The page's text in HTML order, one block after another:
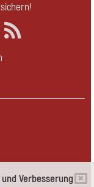
Verbesserung